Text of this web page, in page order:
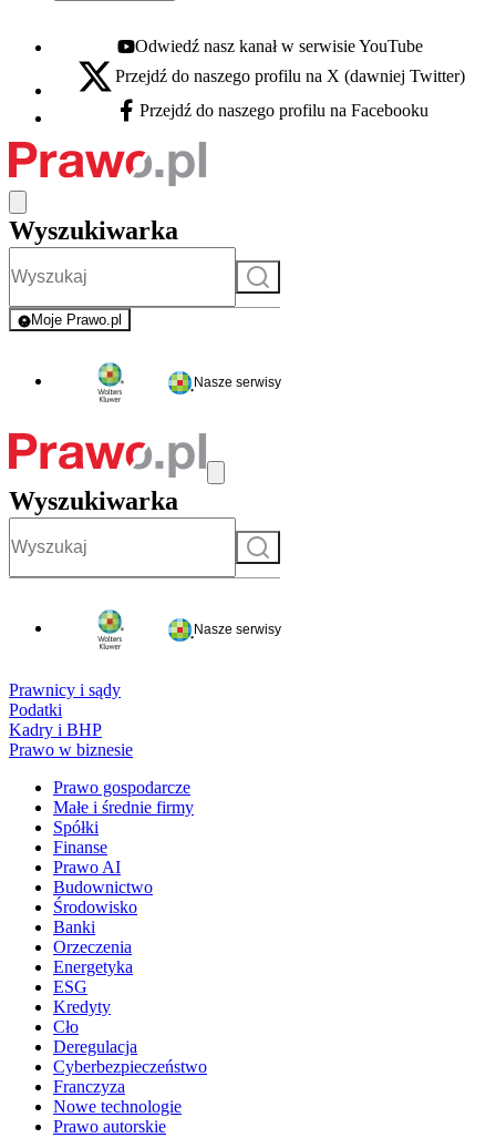
Youtube - otwiera się w nowej karcie
Odwiedź nasz kanał w serwisie YouTube
X - otwiera się w nowej karcie
Przejdź do naszego profilu na X (dawniej Twitter)
Facebook - otwiera się w nowej karcie
Przejdź do naszego profilu na Facebooku
Wyszukiwarka
Szukaj
Moje Prawo.pl
- rejestracja i logowanie do serwisu
Nasze serwisy
Wyszukiwarka
Szukaj
Nasze serwisy
Prawnicy i sądy
Podatki
Kadry i BHP
Prawo w biznesie
Prawo gospodarcze
Małe i średnie firmy
Spółki
Finanse
Prawo AI
Budownictwo
Środowisko
Banki
Orzeczenia
Energetyka
ESG
Kredyty
Cło
Deregulacja
Cyberbezpieczeństwo
Franczyza
Nowe technologie
Prawo autorskie